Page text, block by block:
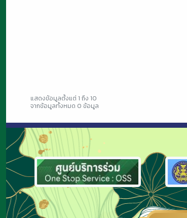
แสดงข้อมูลตั้งแต่ 1 ถึง 10
จากข้อมูลทั้งหมด 0 ข้อมูล
Previous